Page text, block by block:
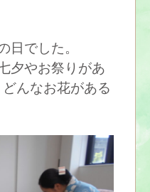
日でした。
夕やお祭りがあ
んなお花がある